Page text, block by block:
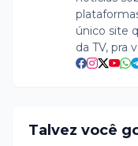
único site
da TV, pra
Talvez você